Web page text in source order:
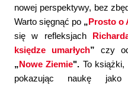
nowej perspektywy, bez
Warto sięgnąć po „Prosto o
się w refleksjach
księdze umarłych” czy
„Nowe Ziemie". To książki,
pokazując naukę